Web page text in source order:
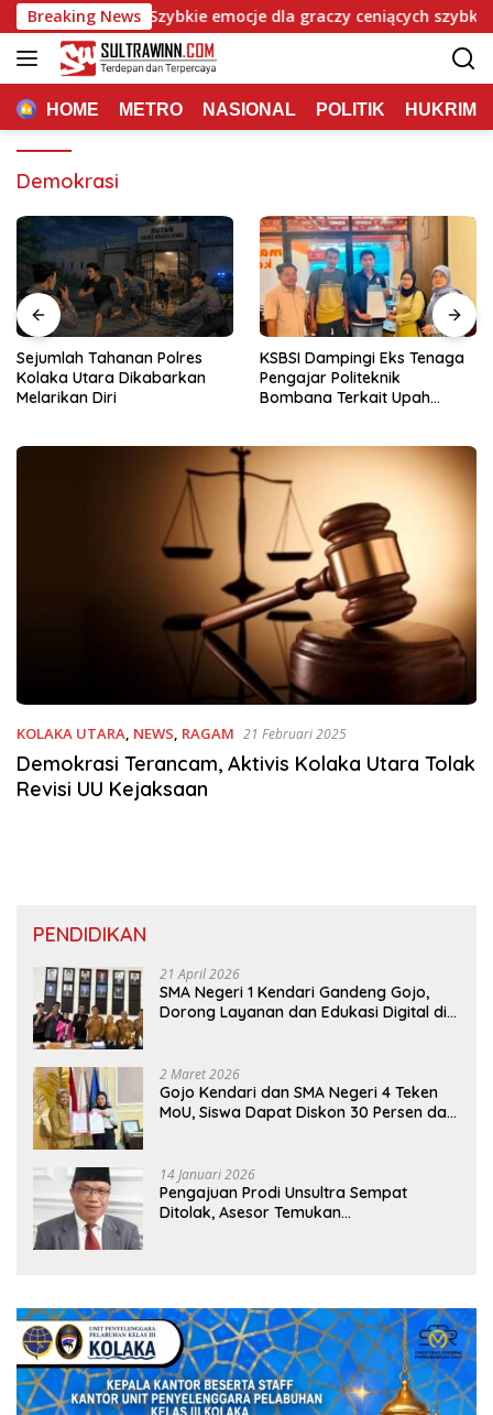
Langsung
ke
konten
Breaking News
Mafia Casino: Szybkie emocje dla graczy ceniących szybkie
HOME METRO NASIONAL POLITIK HUKRIM
Demokrasi
Sejumlah Tahanan Polres
Kolaka Utara Dikabarkan
Melarikan Diri
KSBSI Dampingi Eks Tenaga
Pengajar Politeknik
Bombana Terkait Upah
KOLAKA UTARA, NEWS, RAGAM 21 Februari 2025
Demokrasi Terancam, Aktivis Kolaka Utara Tolak
Revisi UU Kejaksaan
PENDIDIKAN
21 April 2026
SMA Negeri 1 Kendari Gandeng Gojo,
Dorong Layanan dan Edukasi Digital di
2 Maret 2026
Gojo Kendari dan SMA Negeri 4 Teken
MoU, Siswa Dapat Diskon 30 Persen dan
14 Januari 2026
Pengajuan Prodi Unsultra Sempat
Ditolak, Asesor Temukan